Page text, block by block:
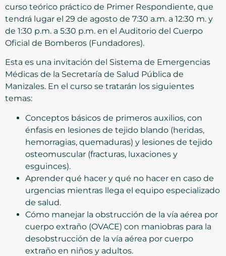
curso teórico práctico de Primer Respondiente, que
tendrá lugar el 29 de agosto de 7:30 a.m. a 12:30 m. y
de 1:30 p.m. a 5:30 p.m. en el Auditorio del Cuerpo
Oficial de Bomberos (Fundadores).
Esta es una invitación del Sistema de Emergencias
Médicas de la Secretaría de Salud Pública de
Manizales. En el curso se tratarán los siguientes
temas:
Conceptos básicos de primeros auxilios, con
énfasis en lesiones de tejido blando (heridas,
hemorragias, quemaduras) y lesiones de tejido
osteomuscular (fracturas, luxaciones y
esguinces).
Aprender qué hacer y qué no hacer en caso de
urgencias mientras llega el equipo especializado
de salud.
Cómo manejar la obstrucción de la vía aérea por
cuerpo extraño (OVACE) con maniobras para la
desobstrucción de la vía aérea por cuerpo
extraño en niños y adultos.